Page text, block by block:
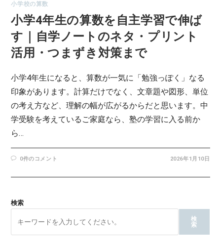
小学校の算数
小学4年生の算数を自主学習で伸ば
す｜自学ノートのネタ・プリント
活用・つまずき対策まで
小学4年生になると、算数が一気に「勉強っぽく」なる
印象があります。計算だけでなく、文章題や図形、単位
の考え方など、理解の幅が広がるからだと思います。中
学受験を考えているご家庭なら、塾の学習に入る前か
ら…
0件のコメント 2026年1月10日
検索
検
索